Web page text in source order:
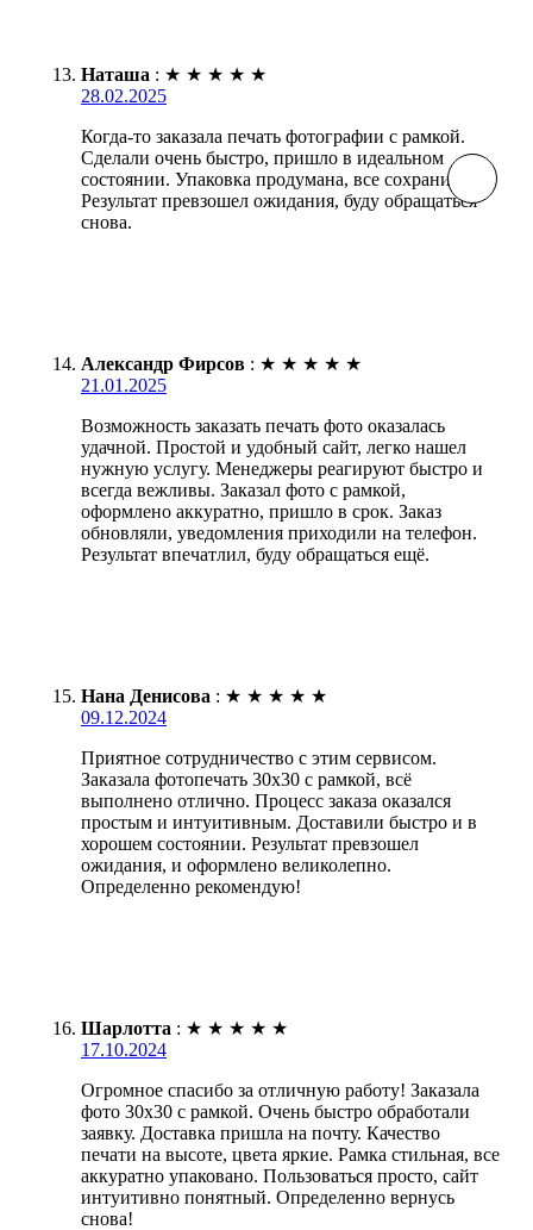
Наташа : ★ ★ ★ ★ ★
28.02.2025
Когда-то заказала печать фотографии с рамкой.
Сделали очень быстро, пришло в идеальном
состоянии. Упаковка продумана, все сохранилось.
Результат превзошел ожидания, буду обращаться
снова.
Александр Фирсов : ★ ★ ★ ★ ★
21.01.2025
Возможность заказать печать фото оказалась
удачной. Простой и удобный сайт, легко нашел
нужную услугу. Менеджеры реагируют быстро и
всегда вежливы. Заказал фото с рамкой,
оформлено аккуратно, пришло в срок. Заказ
обновляли, уведомления приходили на телефон.
Результат впечатлил, буду обращаться ещё.
Нана Денисова : ★ ★ ★ ★ ★
09.12.2024
Приятное сотрудничество с этим сервисом.
Заказала фотопечать 30х30 с рамкой, всё
выполнено отлично. Процесс заказа оказался
простым и интуитивным. Доставили быстро и в
хорошем состоянии. Результат превзошел
ожидания, и оформлено великолепно.
Определенно рекомендую!
Шарлотта : ★ ★ ★ ★ ★
17.10.2024
Огромное спасибо за отличную работу! Заказала
фото 30х30 с рамкой. Очень быстро обработали
заявку. Доставка пришла на почту. Качество
печати на высоте, цвета яркие. Рамка стильная, все
аккуратно упаковано. Пользоваться просто, сайт
интуитивно понятный. Определенно вернусь
снова!